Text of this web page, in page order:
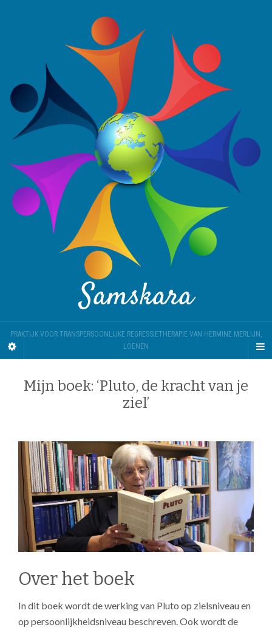
Samskara
PRAKTIJK VOOR TRANSPERSOONLIJKE REGRESSIETHERAPIE VAN HERMINE MERLIJN,
LOENEN
Mijn boek: ‘Pluto, de kracht van je
ziel’
Over het boek
In dit boek wordt de werking van Pluto op zielsniveau en
op persoonlijkheidsniveau beschreven. Ook wordt de